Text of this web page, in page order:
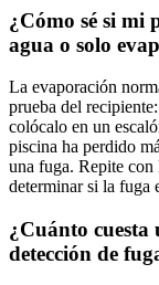
¿Cómo sé si mi
agua o solo
La evaporación
prueba del
colócalo en un
piscina ha perdido
una fuga. Repite con
determinar si la fuga
¿Cuánto cuesta
detección de